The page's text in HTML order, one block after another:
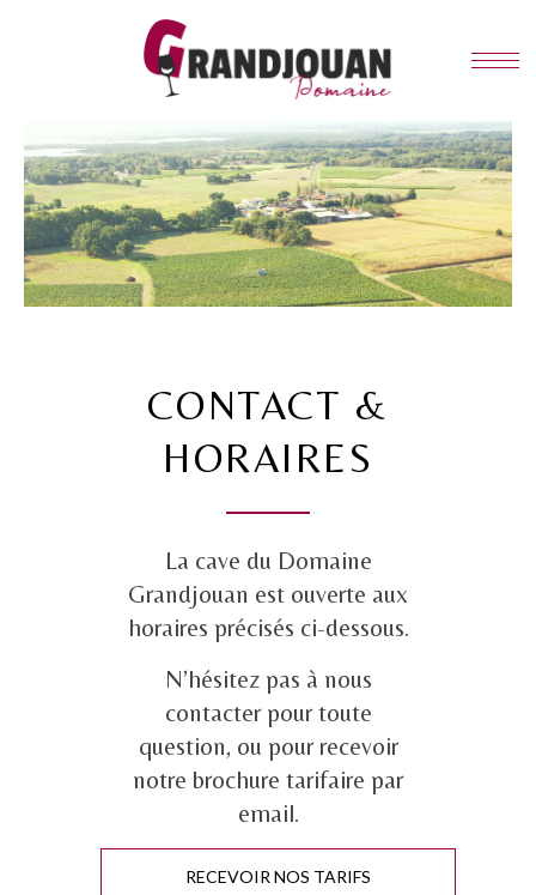
CONTACT &
HORAIRES
La cave du Domaine
Grandjouan est ouverte aux
horaires précisés ci-dessous.
N’hésitez pas à nous
contacter pour toute
question, ou pour recevoir
notre brochure tarifaire par
email.
RECEVOIR NOS TARIFS